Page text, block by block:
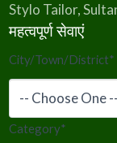
Stylo Tailor,
महत्वपूर्ण सेवाएं
City/Town/District*
Category*